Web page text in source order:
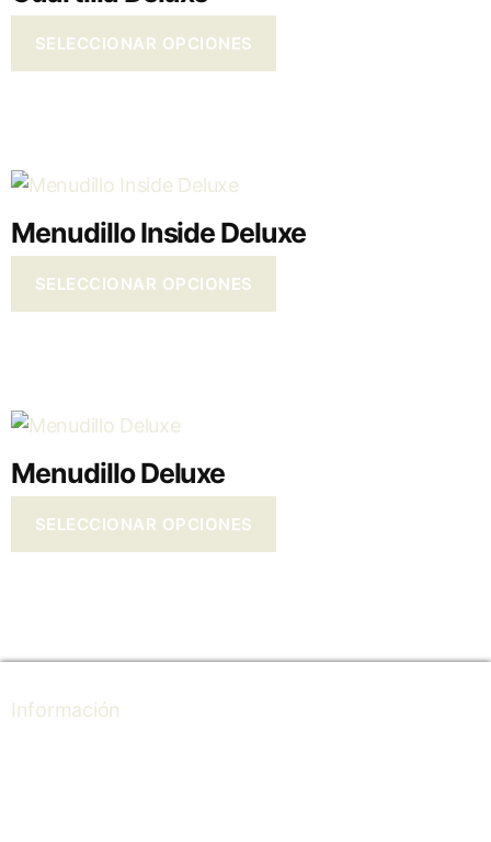
SELECCIONAR OPCIONES
Menudillo Inside Deluxe
SELECCIONAR OPCIONES
Menudillo Deluxe
SELECCIONAR OPCIONES
Información